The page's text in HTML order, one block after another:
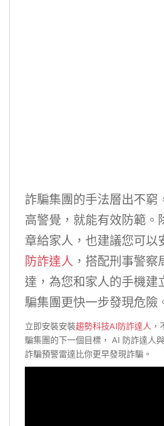
詐騙集團的手法層出不窮
高警覺，就能有效防範。
章給家人，也建議您可以
防詐達人 ，搭配刑事警
達，為您和家人的手機建
騙集團更快一步發現危險
立即安裝安裝趨勢科技AI防詐達人
騙集團的下一個目標， AI 防詐達人
詐騙預警雷達比你更早發現詐騙。